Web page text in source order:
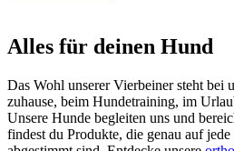
Alles für deinen Hund
Das Wohl unserer Vierbeiner steht bei
zuhause, beim Hundetraining, im
Unsere Hunde begleiten uns und
findest du Produkte, die genau auf jede